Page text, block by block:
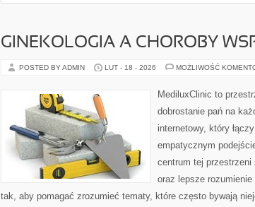
GINEKOLOGIA A CHOROBY
POSTED BY ADMIN LUT - 18 - 2026 MOŻLIWOŚĆ
MediluxClinic to
dobrostanie pań na
internetowy, który
empatycznym
centrum tej przestrzeni
oraz lepsze rozumienie
tak, aby pomagać zrozumieć tematy, które często bywają